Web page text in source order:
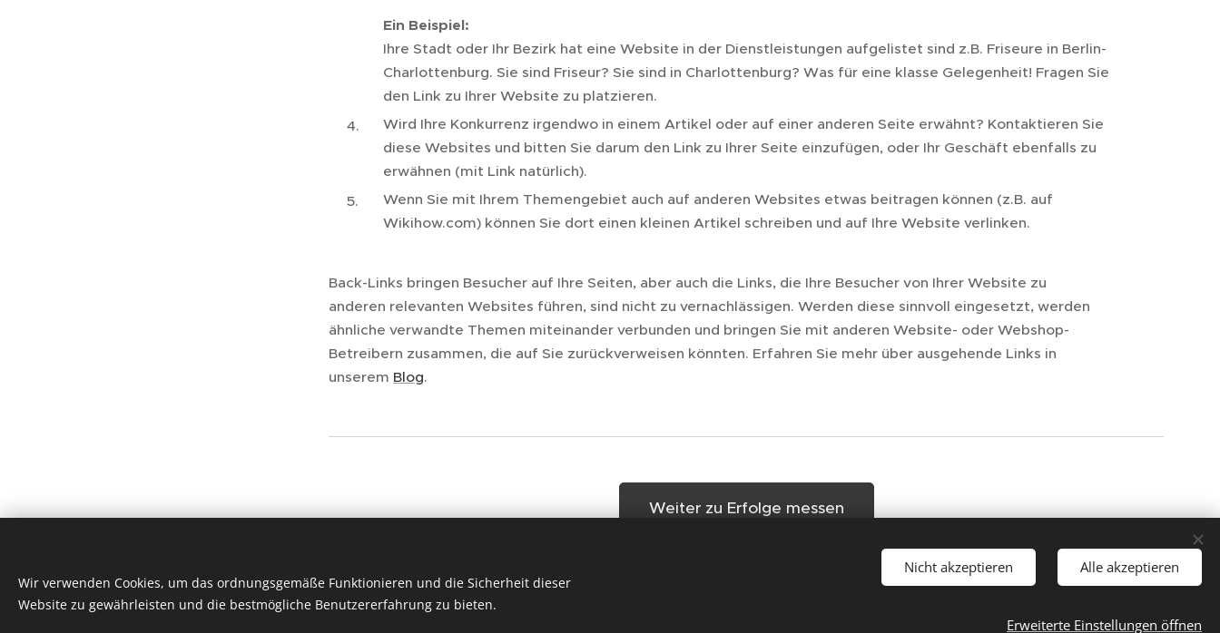
Ein Beispiel:
Ihre Stadt oder Ihr Bezirk hat eine Website in der Dienstleistungen aufgelistet sind z.B. Friseure in Berlin-
Charlottenburg. Sie sind Friseur? Sie sind in Charlottenburg? Was für eine klasse Gelegenheit! Fragen Sie
den Link zu Ihrer Website zu platzieren.
Wird Ihre Konkurrenz irgendwo in einem Artikel oder auf einer anderen Seite erwähnt? Kontaktieren Sie
diese Websites und bitten Sie darum den Link zu Ihrer Seite einzufügen, oder Ihr Geschäft ebenfalls zu
erwähnen (mit Link natürlich).
Wenn Sie mit Ihrem Themengebiet auch auf anderen Websites etwas beitragen können (z.B. auf
Wikihow.com) können Sie dort einen kleinen Artikel schreiben und auf Ihre Website verlinken.
Back-Links bringen Besucher auf Ihre Seiten, aber auch die Links, die Ihre Besucher von Ihrer Website zu
anderen relevanten Websites führen, sind nicht zu vernachlässigen. Werden diese sinnvoll eingesetzt, werden
ähnliche verwandte Themen miteinander verbunden und bringen Sie mit anderen Website- oder Webshop-
Betreibern zusammen, die auf Sie zurückverweisen könnten. Erfahren Sie mehr über ausgehende Links in
unserem Blog.
Weiter zu Erfolge messen
Wir verwenden Cookies, um das ordnungsgemäße Funktionieren und die Sicherheit dieser
Website zu gewährleisten und die bestmögliche Benutzererfahrung zu bieten.
Nicht akzeptieren Alle akzeptieren
Erweiterte Einstellungen öffnen